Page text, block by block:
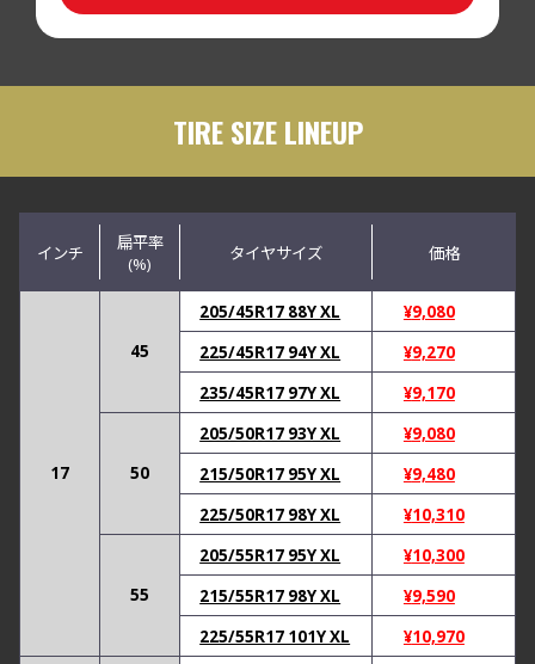
評価
レビュー対象商品：RADAR Dimax SPORT
225/45R18 95Y XL
トレッドパターンとショルダーデザインは個人的にはとても気に入
っています。自身はアジアンタイヤは2度目の使用です。初回も別
のモデルでしたが特にタイヤとしてトラブルはなかったので今回
も純正タイヤの交換時にこちらを選びました。100㎞慣らし走行し
た後のレビューとなります。静粛性：この価格帯なら静かな部類
だと思います。雨天：未実走の為、期待値として4にしてます。グ
リップ：ゴリゴリにグリップする訳ではないので過度の期待はし
ない方が良いと思います。普通に街乗り走行する分には充分かと
思います。燃費：ホイールごと交換したので2ぐらいよくまりまし
たがタイヤ単体だとどうかわかりませんが多少は起因しててほし
い…その他：突き上げがマイルドになりました。突き上げが気にな
すが、なかなか良い感じです。耐久性はどれくらいかわかりませ
んが、この価格でデザインも考えられていて普通に使う分には満
足度は高いかと思います。
TIRE SIZE LINEUP
インチ
扁平率
(%)
タイヤサイズ 価格
17
45
205/45R17 88Y XL ¥9,080
225/45R17 94Y XL
¥9,270
235/45R17 97Y XL
¥9,170
50
205/50R17 93Y XL ¥9,080
215/50R17 95Y XL
¥9,480
225/50R17 98Y XL
¥10,310
55
205/55R17 95Y XL ¥10,300
215/55R17 98Y XL
¥9,590
225/55R17 101Y XL
¥10,970